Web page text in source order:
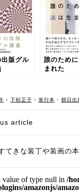
出版グル
誰のため
まれた
• 下杉正子 • 単行本 • 朝日出
article
てきな装丁や装画
value of type null in /
amazonjs/